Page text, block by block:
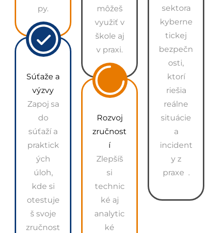
py.
Súťaže a
výzvy
Zapoj sa
do
súťaží a
praktick
ých
úloh,
kde si
otestuje
š svoje
zručnost
môžeš
využiť v
škole aj
v praxi.
Rozvoj
zručnost
í
Zlepšíš
si
technic
ké aj
analytic
ké
sektora
kyberne
tickej
bezpečn
osti,
ktorí
riešia
reálne
situácie
a
incident
y z
praxe .